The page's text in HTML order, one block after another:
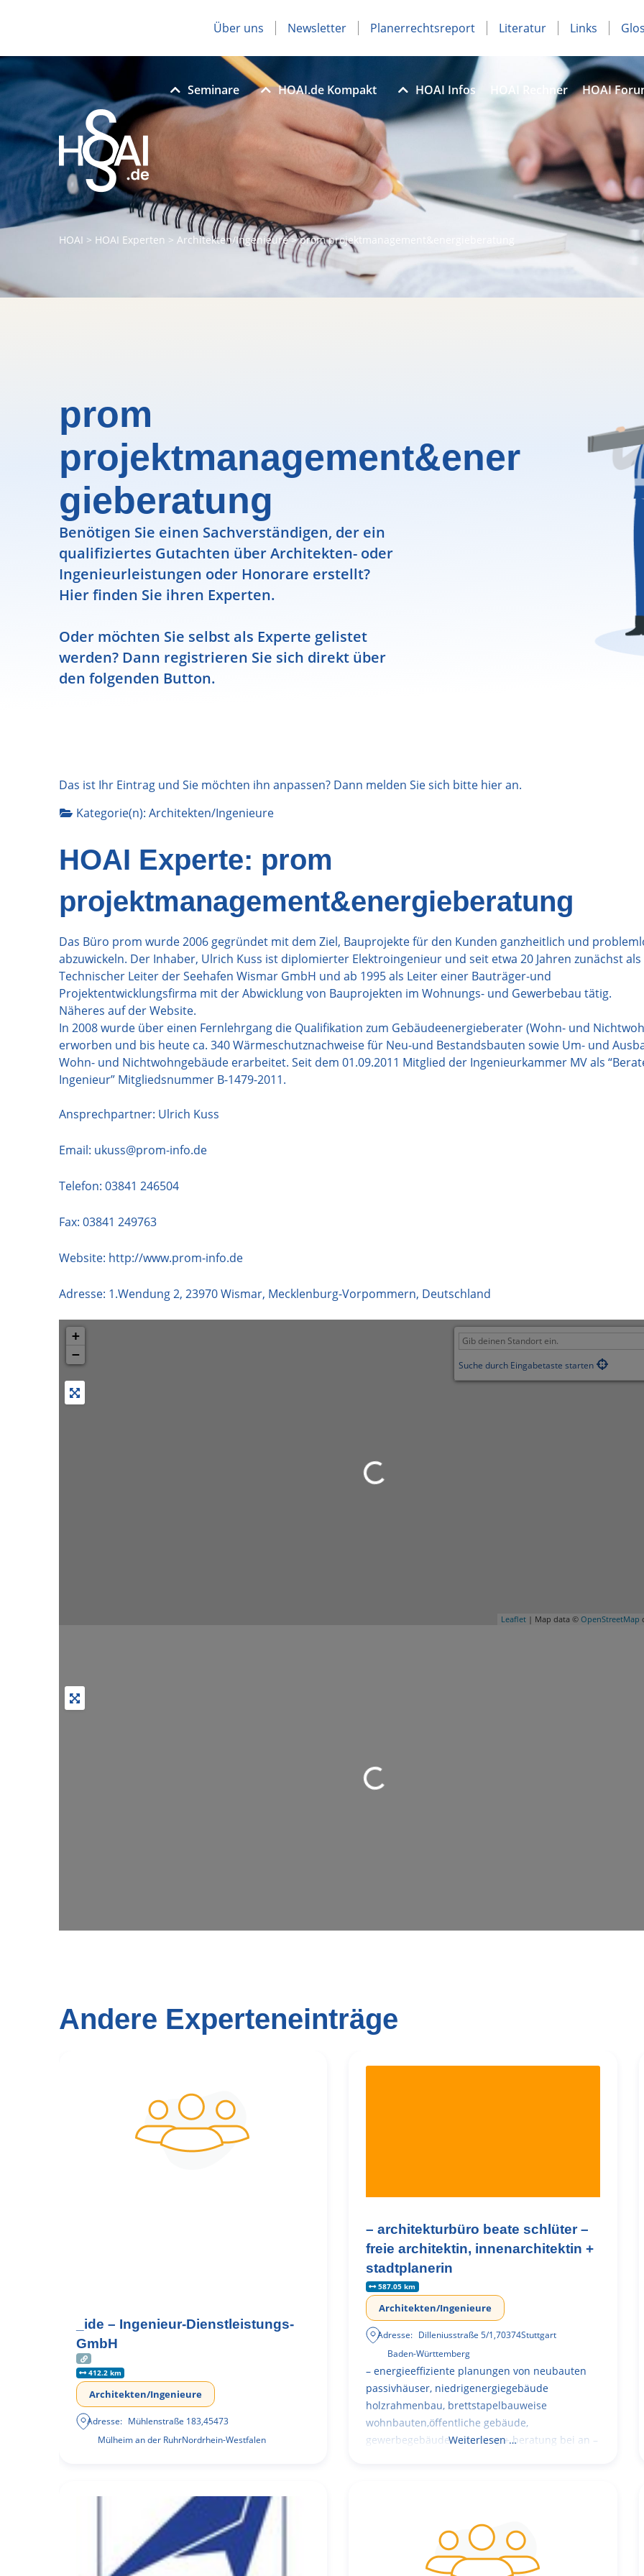
Über uns Newsletter Planerrechtsreport Literatur Links
Seminare HOAI.de Kompakt HOAI Infos HOAI Rechner HOAI
HOAI > HOAI Experten > Architekten/Ingenieure>prom projektmanagement&energieberatung
prom
projektmanagement&ener
gieberatung
Benötigen Sie einen Sachverständigen, der ein
qualifiziertes Gutachten über Architekten- oder
Ingenieurleistungen oder Honorare erstellt?
Hier finden Sie ihren Experten.
Oder möchten Sie selbst als Experte gelistet
werden? Dann registrieren Sie sich direkt über
den folgenden Button.
Das ist Ihr Eintrag und Sie möchten ihn anpassen? Dann melden Sie sich bitte hieran.
Kategorie(n): Architekten/Ingenieure
HOAI Experte: prom
projektmanagement&energieberatung
Das Büro prom wurde 2006 gegründet mit dem Ziel, Bauprojekte für den Kunden ganzheitlich und
abzuwickeln. Der Inhaber, Ulrich Kuss ist diplomierter Elektroingenieur und seit etwa 20 Jahren zunächst als
Technischer Leiter der Seehafen Wismar GmbH und ab 1995 als Leiter einer Bauträger-und
Projektentwicklungsfirma mit der Abwicklung von Bauprojekten im Wohnungs- und Gewerbebau tätig.
Näheres auf der Website.
In 2008 wurde über einen Fernlehrgang die Qualifikation zum Gebäudeenergieberater (Wohn- und
erworben und bis heute ca. 340 Wärmeschutznachweise für Neu-und Bestandsbauten sowie Um- und
Wohn- und Nichtwohngebäude erarbeitet. Seit dem 01.09.2011 Mitglied der Ingenieurkammer MV als
Ingenieur” Mitgliedsnummer B-1479-2011.
Ansprechpartner: Ulrich Kuss
Email: ukuss@prom-info.de
Telefon: 03841 246504
Fax: 03841 249763
Website: http://www.prom-info.de
Adresse: 1.Wendung 2, 23970Wismar, Mecklenburg-Vorpommern, Deutschland
+
−
Suche durch Eingabetaste starten
Leaflet | Map data © OpenStreetMap
Wird geladen …
Andere Experteneinträge
_ide – Ingenieur-Dienstleistungs-
GmbH
412.2 km
Architekten/Ingenieure
Adresse: Mühlenstraße 183,45473
Mülheim an der RuhrNordrhein-Westfalen
– architekturbüro beate schlüter –
freie architektin, innenarchitektin +
stadtplanerin
587.05 km
Architekten/Ingenieure
Adresse: Dilleniusstraße 5/1,70374Stuttgart
Baden-Württemberg
– energieeffiziente planungen von neubauten
passivhäuser, niedrigenergiegebäude
holzrahmenbau, brettstapelbauweise
wohnbauten,öffentliche gebäude,
gewerbegebäude – planung + beratung bei an –
Weiterlesen …